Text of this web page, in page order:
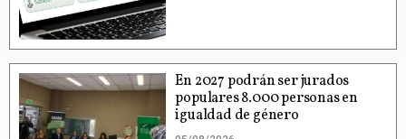
En 2027 podrán ser jurados
populares 8.000 personas en
igualdad de género